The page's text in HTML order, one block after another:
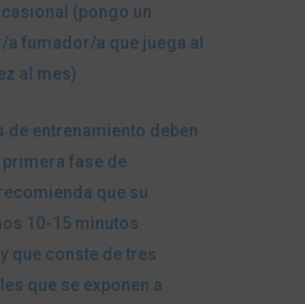
(pongo un
fumador/a que juega al
al mes)
de entrenamiento deben
fase de
que su
10-15 minutos
que conste de tres
que se exponen a